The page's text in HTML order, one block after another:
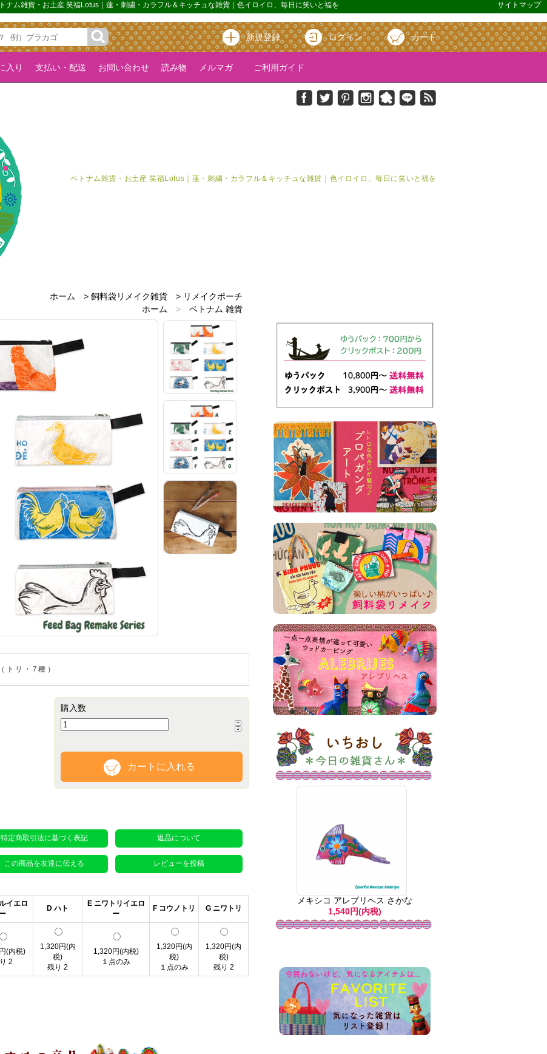
ム雑貨・お土産 笑福Lotus｜蓮・刺繍・カラフル＆キッチュな雑貨｜色イロイロ、毎日に笑いと福を サイトマップ
新規登録 ログイン カート
入り 支払い・配送 お問い合わせ 読み物 メルマガ ご利用ガイド
ベトナム雑貨・お土産 笑福Lotus｜蓮・刺繍・カラフル＆キッチュな雑貨｜色イロイロ、毎日に笑いと福を
ホーム > 飼料袋リメイク雑貨 > リメイクポーチ
ホーム
>
ベトナム 雑貨
ホーム
>
ベトナムのお土産雑貨
赤・レッド 雑貨
>
オレンジ 雑貨
黄・イエロー 雑貨
緑・グリーン 雑貨
>
青・ブルー 雑貨
ホーム
> 新着商品
トリ・7種）
購入数
カートに入れる
特定商取引法に基づく表記 返品について
この商品を友達に伝える レビューを投稿
イエロ
ー
D ハト
E ニワトリイエロ
ー
F コウノトリ G ニワトリ
(内税)
2
1,320円(内
税)
残り 2
1,320円(内税)
１点のみ
1,320円(内
税)
１点のみ
1,320円(内
税)
残り 2
メキシコ アレブリヘス さかな
1,540円(内税)